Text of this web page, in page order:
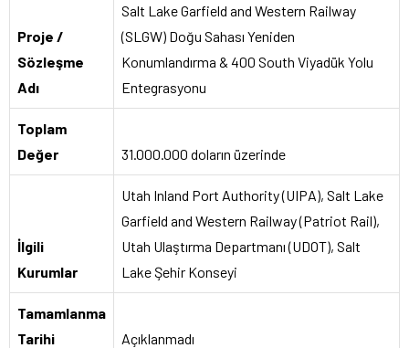
Proje /
Sözleşme
Adı
Salt Lake Garfield and Western Railway
(SLGW) Doğu Sahası Yeniden
Konumlandırma & 400 South Viyadük Yolu
Entegrasyonu
Toplam
Değer
31.000.000 doların üzerinde
İlgili
Kurumlar
Utah Inland Port Authority (UIPA), Salt Lake
Garfield and Western Railway (Patriot Rail),
Utah Ulaştırma Departmanı (UDOT), Salt
Lake Şehir Konseyi
Tamamlanma
Tarihi
Açıklanmadı